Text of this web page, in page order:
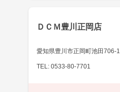
ＤＣＭ豊川正岡店
愛知県豊川市正岡町池田706-1
TEL: 0533-80-7701